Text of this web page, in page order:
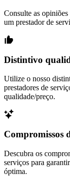
Consulte as
um prestador de
Distintivo
Utilize o nosso
prestadores de
qualidade/preço.
Compromissos
Descubra os
serviços para
óptima.